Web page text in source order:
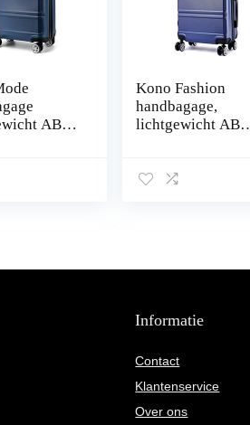
ABS
Kono Fashion
handbagage,
lichtgewicht ABS
Marine, 28″
Informatie
Contact
Klantenservice
Over ons